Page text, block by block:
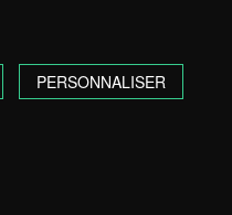
PERSONNALISER